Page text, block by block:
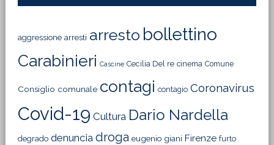
aggressione arresti arresto bollettino
Carabinieri Cascine Cecilia Del re cinema Comune
Consiglio comunale contagi contagio Coronavirus
Covid-19 Cultura Dario Nardella
degrado denuncia droga eugenio giani Firenze furto